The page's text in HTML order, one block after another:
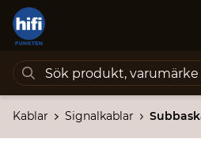
Kablar Signalkablar